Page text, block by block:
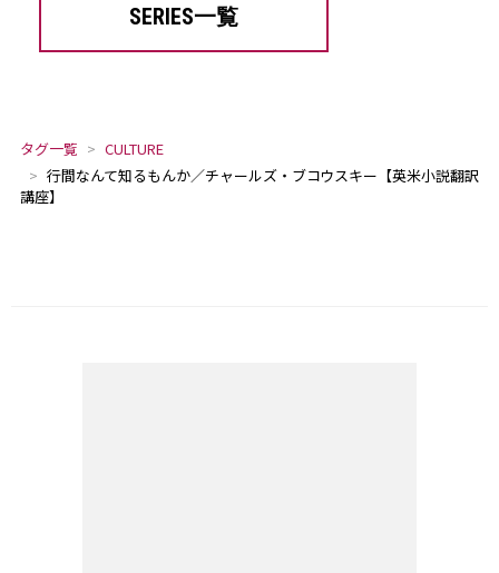
SERIES一覧
タグ一覧
CULTURE
行間なんて知るもんか／チャールズ・ブコウスキー【英米小説翻訳
講座】